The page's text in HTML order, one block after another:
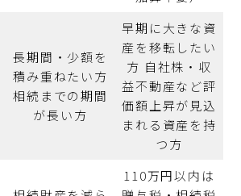
長期間・少額を
積み重ねたい方
相続までの期間
が長い方
早期に大きな資
産を移転したい
方 自社株・収
益不動産など評
価額上昇が見込
まれる資産を持
つ方
110万円以内は